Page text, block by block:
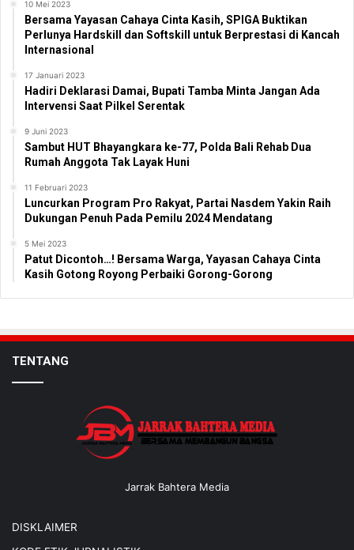
10 Mei 2023
Bersama Yayasan Cahaya Cinta Kasih, SPIGA Buktikan
Perlunya Hardskill dan Softskill untuk Berprestasi di Kancah
Internasional
17 Januari 2023
Hadiri Deklarasi Damai, Bupati Tamba Minta Jangan Ada
Intervensi Saat Pilkel Serentak
9 Juni 2023
Sambut HUT Bhayangkara ke-77, Polda Bali Rehab Dua
Rumah Anggota Tak Layak Huni
11 Februari 2023
Luncurkan Program Pro Rakyat, Partai Nasdem Yakin Raih
Dukungan Penuh Pada Pemilu 2024 Mendatang
5 Mei 2023
Patut Dicontoh…! Bersama Warga, Yayasan Cahaya Cinta
Kasih Gotong Royong Perbaiki Gorong-Gorong
TENTANG
Jarrak Bahtera Media
DISKLAIMER